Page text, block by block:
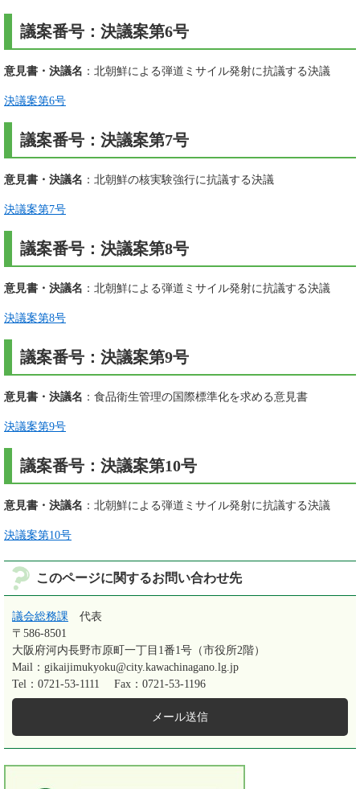
議案番号：決議案第6号
意見書・決議名 ：北朝鮮による弾道ミサイル発射に抗議する決議
決議案第6号
議案番号：決議案第7号
意見書・決議名 ：北朝鮮の核実験強行に抗議する決議
決議案第7号
議案番号：決議案第8号
意見書・決議名 ：北朝鮮による弾道ミサイル発射に抗議する決議
決議案第8号
議案番号：決議案第9号
意見書・決議名 ：食品衛生管理の国際標準化を求める意見書
決議案第9号
議案番号：決議案第10号
意見書・決議名 ：北朝鮮による弾道ミサイル発射に抗議する決議
決議案第10号
このページに関するお問い合わせ先
議会総務課
代表
〒586-8501
大阪府河内長野市原町一丁目1番1号（市役所2階）
Mail：gikaijimukyoku@city.kawachinagano.lg.jp
Tel：0721-53-1111
Fax：0721-53-1196
メール送信